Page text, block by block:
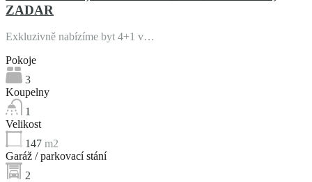
ZADAR
Exkluzivně nabízíme byt 4+1 v…
Pokoje
3
Koupelny
1
Velikost
147 m2
Garáž / parkovací stání
2